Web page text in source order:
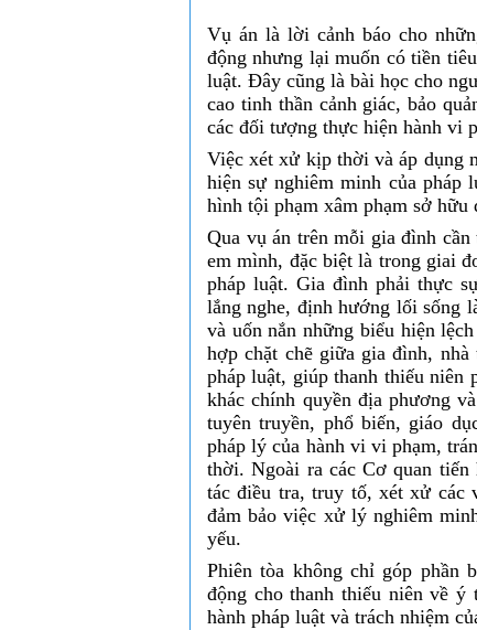
Vụ án là lời cảnh báo cho
động nhưng lại muốn có tiền
luật. Đây cũng là bài học cho
cao tinh thần cảnh giác, bảo
các đối tượng thực hiện hành vi
Việc xét xử kịp thời và áp dụng
hiện sự nghiêm minh của pháp
hình tội phạm xâm phạm sở hữu
Qua vụ án trên mỗi gia đình
em mình, đặc biệt là trong giai
pháp luật. Gia đình phải thực
lắng nghe, định hướng lối sống
và uốn nắn những biểu hiện
hợp chặt chẽ giữa gia đình,
pháp luật, giúp thanh thiếu
khác chính quyền địa phương
tuyên truyền, phổ biến, giáo
pháp lý của hành vi vi phạm,
thời. Ngoài ra các Cơ quan
tác điều tra, truy tố, xét xử các
đảm bảo việc xử lý nghiêm
yếu.
Phiên tòa không chỉ góp phần
động cho thanh thiếu niên về
hành pháp luật và trách nhiệm